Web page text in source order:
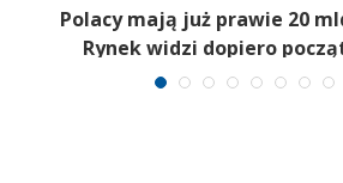
Polacy mają już prawie 20
Rynek widzi dopiero